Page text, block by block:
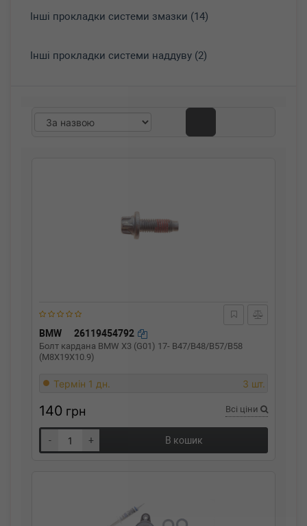
Інші прокладки системи змазки (14)
Інші прокладки системи наддуву (2)
BMW 26119454792
Болт кардана BMW X3 (G01) 17- B47/B48/B57/B58
(M8X19X10.9)
Термін 1 дн. 3 шт.
140 грн Всі ціни
- + В кошик